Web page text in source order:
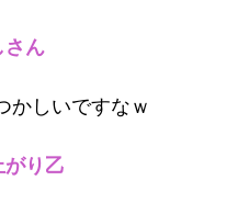
さん
かしいですなｗ
がり乙